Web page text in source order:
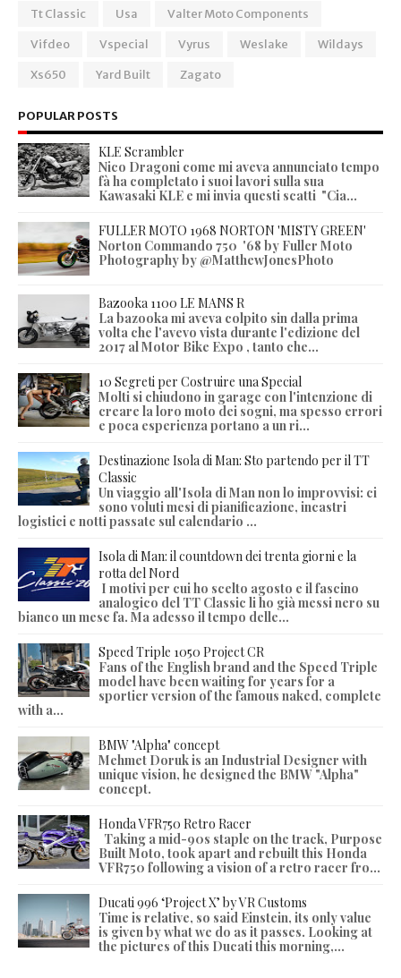
Tt Classic
Usa
Valter Moto Components
Vifdeo
Vspecial Vyrus Weslake
Wildays
Xs650
Yard Built Zagato
POPULAR POSTS
KLE Scrambler
Nico Dragoni come mi aveva annunciato tempo
fà ha completato i suoi lavori sulla sua
Kawasaki KLE e mi invia questi scatti "Cia...
FULLER MOTO 1968 NORTON 'MISTY GREEN'
Norton Commando 750 '68 by Fuller Moto
Photography by @MatthewJonesPhoto
Bazooka 1100 LE MANS R
La bazooka mi aveva colpito sin dalla prima
volta che l'avevo vista durante l'edizione del
2017 al Motor Bike Expo , tanto che...
10 Segreti per Costruire una Special
Molti si chiudono in garage con l'intenzione di
creare la loro moto dei sogni, ma spesso errori
e poca esperienza portano a un ri...
Destinazione Isola di Man: Sto partendo per il TT
Classic
Un viaggio all'Isola di Man non lo improvvisi: ci
sono voluti mesi di pianificazione, incastri
logistici e notti passate sul calendario ...
Isola di Man: il countdown dei trenta giorni e la
rotta del Nord
I motivi per cui ho scelto agosto e il fascino
analogico del TT Classic li ho già messi nero su
bianco un mese fa. Ma adesso il tempo delle...
Speed Triple 1050 Project CR
Fans of the English brand and the Speed Triple
model have been waiting for years for a
sportier version of the famous naked, complete
with a...
BMW "Alpha" concept
Mehmet Doruk is an Industrial Designer with
unique vision, he designed the BMW "Alpha"
concept.
Honda VFR750 Retro Racer
Taking a mid-90s staple on the track, Purpose
Built Moto, took apart and rebuilt this Honda
VFR750 following a vision of a retro racer fro...
Ducati 996 ‘Project X’ by VR Customs
Time is relative, so said Einstein, its only value
is given by what we do as it passes. Looking at
the pictures of this Ducati this morning,...